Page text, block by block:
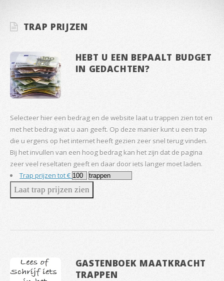
TRAP PRIJZEN
HEBT U EEN BEPAALT BUDGET
IN GEDACHTEN?
Selecteer hier een bedrag en de website laat u trappen zien tot en
met het bedrag wat u aan geeft. Op deze manier kunt u een trap
die u ergens op het internet heeft gezien zeer snel terug vinden.
Bij het invullen van een hoog bedrag kan het zijn dat de pagina
zeer veel reseltaten geeft en daar door iets langer moet laden.
Trap prijzen tot €
GASTENBOEK MAATKRACHT
TRAPPEN